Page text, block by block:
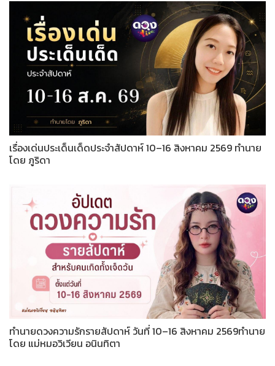
เรื่องเด่นประเด็นเด็ดประจำสัปดาห์ 10–16 สิงหาคม 2569 ทำนาย
โดย ภูริดา
ทำนายดวงความรักรายสัปดาห์ วันที่ 10–16 สิงหาคม 2569ทำนาย
โดย แม่หมอวิเวียน อนินทิตา